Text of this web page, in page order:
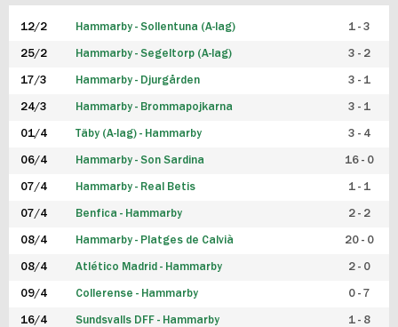
F19
FUTSAL HERR
FUTSAL DAM
12/2 Hammarby - Sollentuna (A-lag) 1 - 3
25/2 Hammarby - Segeltorp (A-lag) 3 - 2
17/3 Hammarby - Djurgården 3 - 1
24/3 Hammarby - Brommapojkarna 3 - 1
01/4 Täby (A-lag) - Hammarby 3 - 4
06/4 Hammarby - Son Sardina 16 - 0
07/4 Hammarby - Real Betis 1 - 1
07/4 Benfica - Hammarby 2 - 2
08/4 Hammarby - Platges de Calvià 20 - 0
08/4 Atlético Madrid - Hammarby 2 - 0
09/4 Collerense - Hammarby 0 - 7
16/4 Sundsvalls DFF - Hammarby 1 - 8